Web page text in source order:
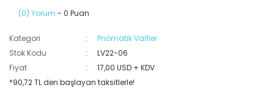
(0) Yorum - 0 Puan
Kategori
Pnömatik Valfler
Stok Kodu
LV22-06
Fiyat
17,00 USD + KDV
*90,72 TL den başlayan taksitlerle!